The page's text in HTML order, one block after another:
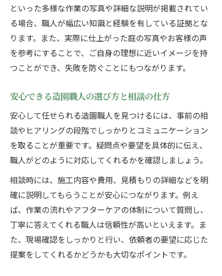
といった多様な作業の写真や詳細な説明が掲載されてい
る場合、職人が幅広い知識と経験を有している証拠とな
ります。また、実際に仕上がった庭の写真やお客様の声
を参考にすることで、ご自身の理想に近いイメージを持
つことができ、失敗を防ぐことにもつながります。
安心できる造園職人の選び方と相談の仕方
安心して任せられる造園職人を見つけるには、事前の相
談やヒアリングの段階でしっかりとコミュニケーション
を取ることが重要です。疑問点や要望を具体的に伝え、
職人がどのように対応してくれるかを確認しましょう。
相談時には、施工内容や費用、見積もりの詳細などを明
確に説明してもらうことが安心につながります。例え
ば、作業の流れやアフターケアの体制について質問し、
丁寧に答えてくれる職人は信頼性が高いといえます。ま
た、現場確認をしっかりと行い、依頼者の要望に応じた
提案をしてくれるかどうかも大切なポイントです。